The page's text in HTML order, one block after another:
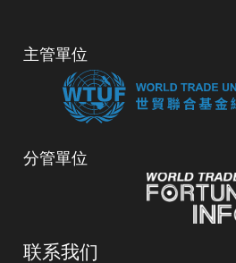
主管單位
分管單位
联系我们